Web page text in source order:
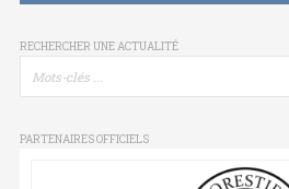
RECHERCHER UNE ACTUALITÉ
PARTENAIRES OFFICIELS